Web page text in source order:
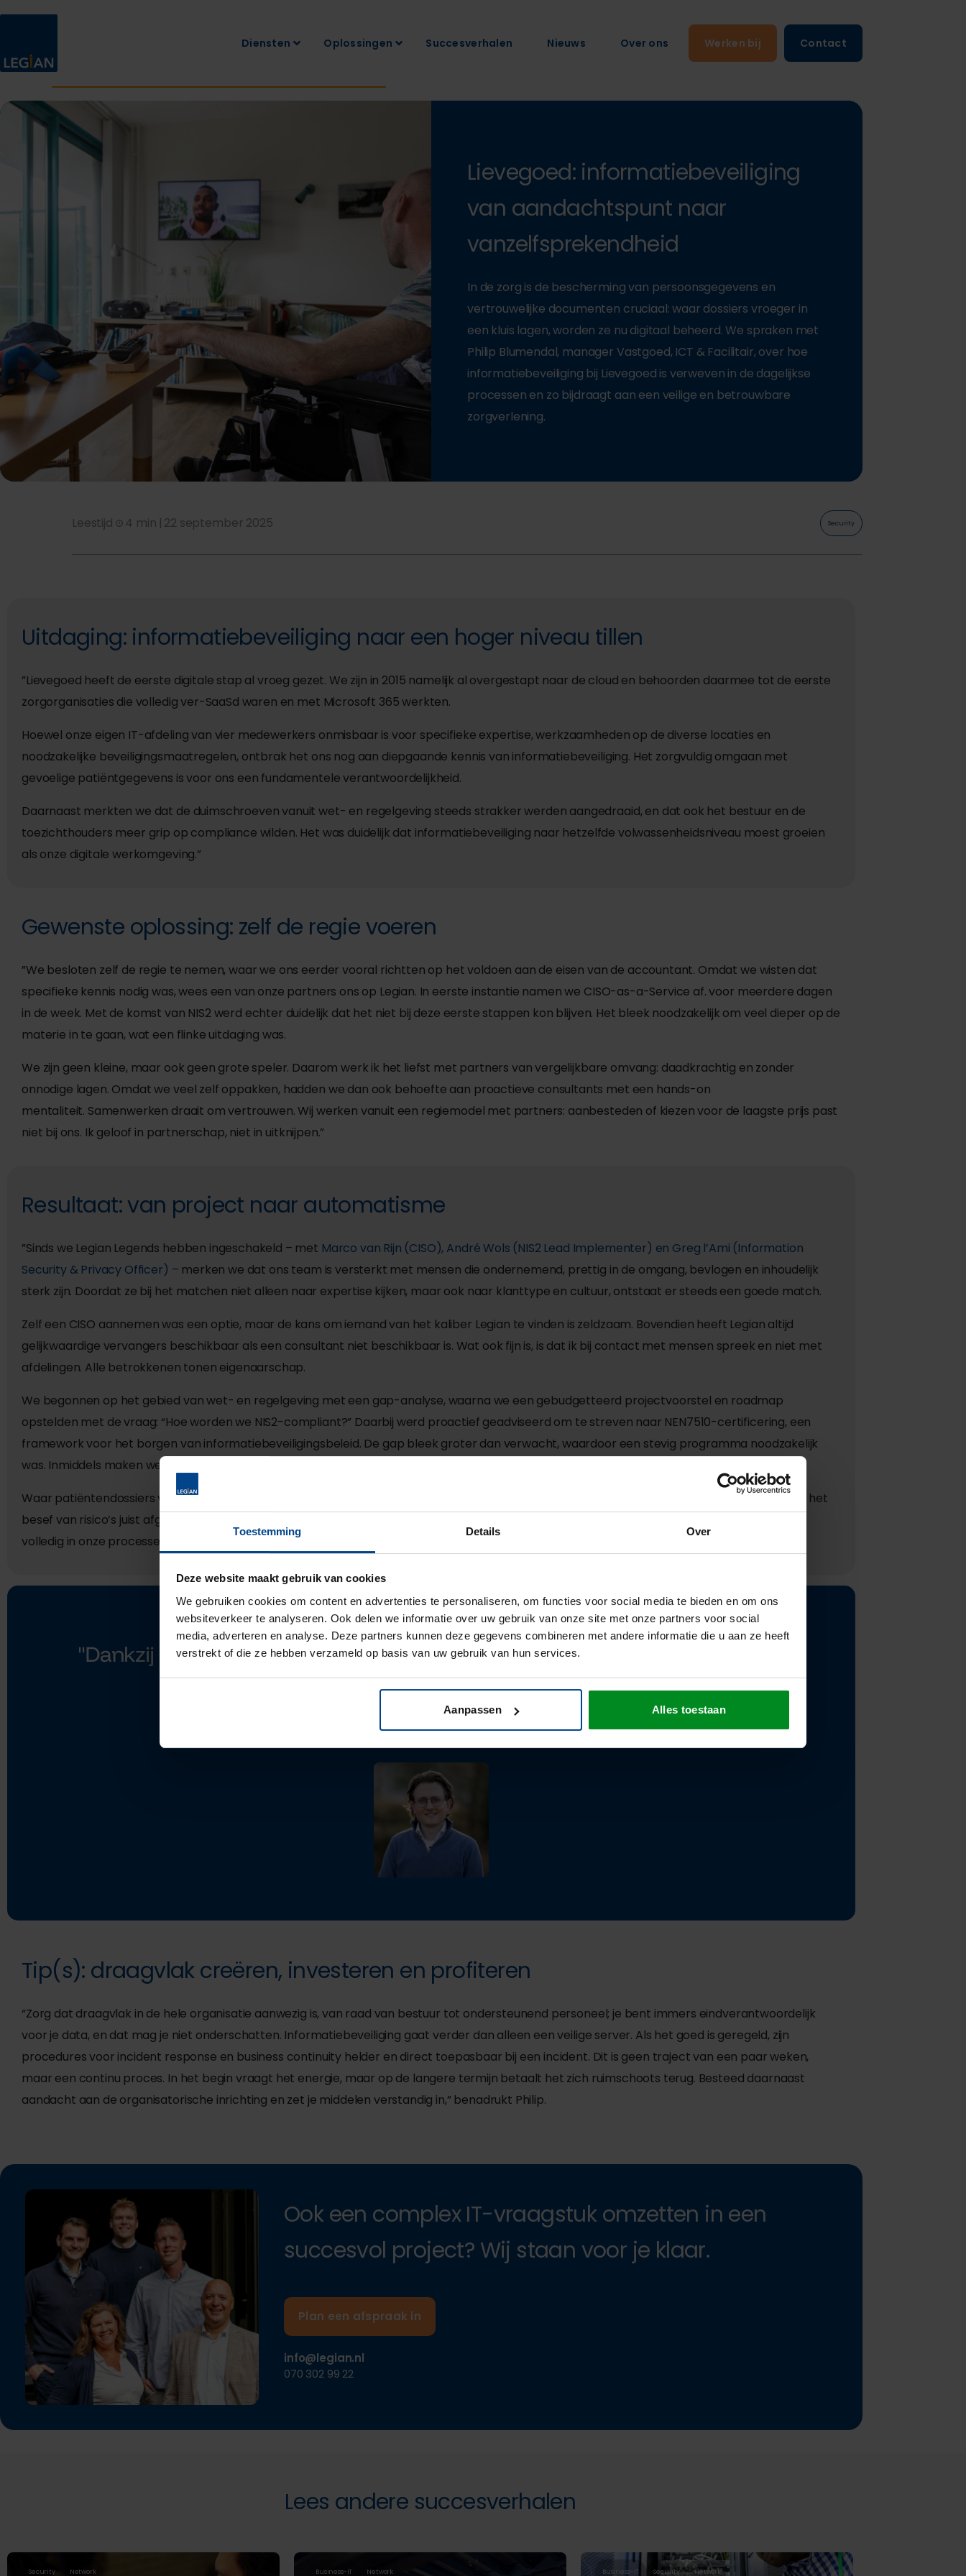
Toestemming Details Over
Deze website maakt gebruik van cookies
We gebruiken cookies om content en advertenties te personaliseren, om functies voor social media te bieden en om ons
websiteverkeer te analyseren. Ook delen we informatie over uw gebruik van onze site met onze partners voor social
media, adverteren en analyse. Deze partners kunnen deze gegevens combineren met andere informatie die u aan ze heeft
verstrekt of die ze hebben verzameld op basis van uw gebruik van hun services.
Aanpassen Alles toestaan
Diensten Oplossingen Succesverhalen Nieuws Over ons Werken bij Contact
Lievegoed: informatiebeveiliging
van aandachtspunt naar
vanzelfsprekendheid
In de zorg is de bescherming van persoonsgegevens en
vertrouwelijke documenten cruciaal: waar dossiers vroeger in
een kluis lagen, worden ze nu digitaal beheerd. We spraken met
Philip Blumendal, manager Vastgoed, ICT & Facilitair, over hoe
informatiebeveiliging bij Lievegoed is verweven in de dagelijkse
processen en zo bijdraagt aan een veilige en betrouwbare
zorgverlening.
Leestijd 4 min | 22 september 2025 Security
Uitdaging: informatiebeveiliging naar een hoger niveau tillen
”Lievegoed heeft de eerste digitale stap al vroeg gezet. We zijn in 2015 namelijk al overgestapt naar de cloud en behoorden daarmee tot de eerste
zorgorganisaties die volledig ver-SaaSd waren en met Microsoft 365 werkten.
Hoewel onze eigen IT-afdeling van vier medewerkers onmisbaar is voor specifieke expertise, werkzaamheden op de diverse locaties en
noodzakelijke beveiligingsmaatregelen, ontbrak het ons nog aan diepgaande kennis van informatiebeveiliging. Het zorgvuldig omgaan met
gevoelige patiëntgegevens is voor ons een fundamentele verantwoordelijkheid.
Daarnaast merkten we dat de duimschroeven vanuit wet- en regelgeving steeds strakker werden aangedraaid, en dat ook het bestuur en de
toezichthouders meer grip op compliance wilden. Het was duidelijk dat informatiebeveiliging naar hetzelfde volwassenheidsniveau moest groeien
als onze digitale werkomgeving.”
Gewenste oplossing: zelf de regie voeren
”We besloten zelf de regie te nemen, waar we ons eerder vooral richtten op het voldoen aan de eisen van de accountant. Omdat we wisten dat
specifieke kennis nodig was, wees een van onze partners ons op Legian. In eerste instantie namen we CISO-as-a-Service af. voor meerdere dagen
in de week. Met de komst van NIS2 werd echter duidelijk dat het niet bij deze eerste stappen kon blijven. Het bleek noodzakelijk om veel dieper op de
materie in te gaan, wat een flinke uitdaging was.
We zijn geen kleine, maar ook geen grote speler. Daarom werk ik het liefst met partners van vergelijkbare omvang: daadkrachtig en zonder
onnodige lagen. Omdat we veel zelf oppakken, hadden we dan ook behoefte aan proactieve consultants met een hands-on
mentaliteit. Samenwerken draait om vertrouwen. Wij werken vanuit een regiemodel met partners: aanbesteden of kiezen voor de laagste prijs past
niet bij ons. Ik geloof in partnerschap, niet in uitknijpen.”
Resultaat: van project naar automatisme
”Sinds we Legian Legends hebben ingeschakeld – met Marco van Rijn (CISO), André Wols (NIS2 Lead Implementer) en Greg l’Ami (Information
Security & Privacy Officer) – merken we dat ons team is versterkt met mensen die ondernemend, prettig in de omgang, bevlogen en inhoudelijk
sterk zijn. Doordat ze bij het matchen niet alleen naar expertise kijken, maar ook naar klanttype en cultuur, ontstaat er steeds een goede match.
Zelf een CISO aannemen was een optie, maar de kans om iemand van het kaliber Legian te vinden is zeldzaam. Bovendien heeft Legian altijd
gelijkwaardige vervangers beschikbaar als een consultant niet beschikbaar is. Wat ook fijn is, is dat ik bij contact met mensen spreek en niet met
afdelingen. Alle betrokkenen tonen eigenaarschap.
We begonnen op het gebied van wet- en regelgeving met een gap-analyse, waarna we een gebudgetteerd projectvoorstel en roadmap
opstelden met de vraag: “Hoe worden we NIS2-compliant?” Daarbij werd proactief geadviseerd om te streven naar NEN7510-certificering, een
framework voor het borgen van informatiebeveiligingsbeleid. De gap bleek groter dan verwacht, waardoor een stevig programma noodzakelijk
was. Inmiddels maken we een flinke inhaalslag.
Waar patiëntendossiers vroeger in kluizen lagen, lijkt digitalisering alles makkelijker te maken. In de praktijk blijkt dat anders: door dat gemak is het
besef van risico’s juist afgenomen. Hoewel de certificering uiteindelijk de kers op de taart is, is het nog belangrijker dat informatiebeveiliging nu
volledig in onze processen is verankerd en een automatisme is geworden. Een mooie prestatie!”
''Dankzij het advies van Legian is informatiebeveiliging nu in onze processen
verankerd en een automatisme geworden.''
Philip Blumendal, manager Vastgoed, ICT en Facilitair bij Lievegoed
Tip(s): draagvlak creëren, investeren en profiteren
“Zorg dat draagvlak in de hele organisatie aanwezig is, van raad van bestuur tot ondersteunend personeel; je bent immers eindverantwoordelijk
voor je data, en dat mag je niet onderschatten. Informatiebeveiliging gaat verder dan alleen een veilige server. Als het goed is geregeld, zijn
procedures voor incident response en business continuity helder en direct toepasbaar bij een incident. Dit is geen traject van een paar weken,
maar een continu proces. In het begin vraagt het energie, maar op de langere termijn betaalt het zich ruimschoots terug. Besteed daarnaast
aandacht aan de organisatorische inrichting en zet je middelen verstandig in,” benadrukt Philip.
Ook een complex IT-vraagstuk omzetten in een
succesvol project? Wij staan voor je klaar.
Plan een afspraak in
info@legian.nl
070 302 99 22
Lees andere succesverhalen
Security Network Business-IT Network Business-IT Security Network